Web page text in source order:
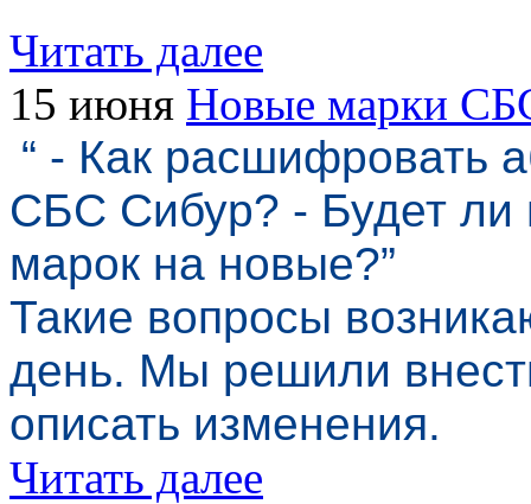
Читать далее
15 июня Новые марки
“ - Как расшифровать
СБС Сибур? - Будет ли
марок на новые?”
Такие вопросы
день. Мы решили
описать изменения.
Читать далее